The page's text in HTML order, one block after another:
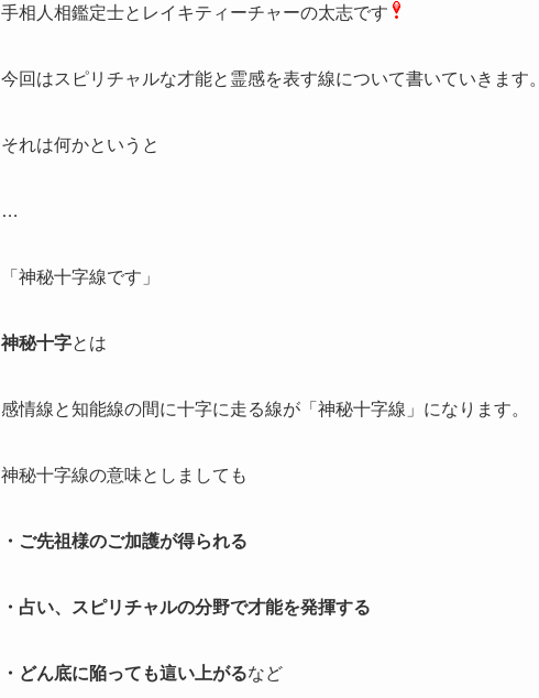
手相人相鑑定士とレイキティーチャーの太志です
今回はスピリチャルな才能と霊感を表す線について書いていきます。
それは何かというと
…
「神秘十字線です」
神秘十字とは
感情線と知能線の間に十字に走る線が「神秘十字線」になります。
神秘十字線の意味としましても
・ご先祖様のご加護が得られる
・占い、スピリチャルの分野で才能を発揮する
・どん底に陥っても這い上がるなど